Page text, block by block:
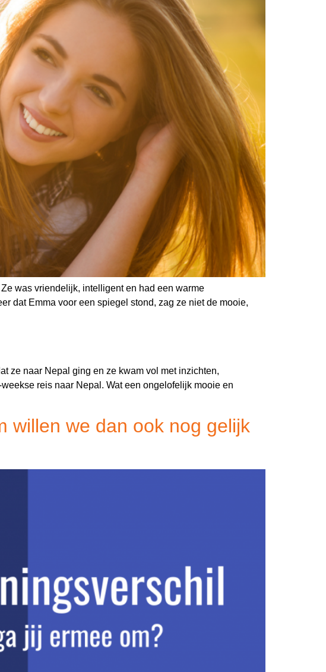
was vriendelijk, intelligent en had een warme
dat Emma voor een spiegel stond, zag ze niet de mooie,
ze naar Nepal ging en ze kwam vol met inzichten,
reis naar Nepal. Wat een ongelofelijk mooie en
willen we dan ook nog gelijk